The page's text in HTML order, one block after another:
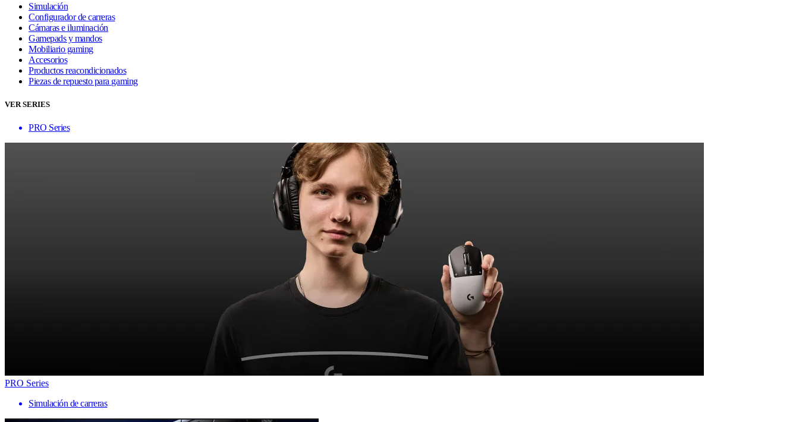
Simulación
Configurador de carreras
Cámaras e iluminación
Gamepads y mandos
Mobiliario gaming
Accesorios
Productos reacondicionados
Piezas de repuesto para gaming
VER SERIES
PRO Series
PRO Series
Simulación de carreras